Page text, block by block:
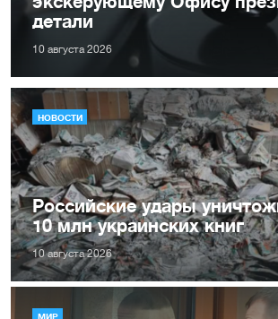
детали
10 августа 2026
НОВОСТИ
Российские удары
10 млн украинских книг
10 августа 2026
МИР